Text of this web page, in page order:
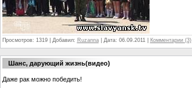
Просмотров: 1319| Добавил: Ruzanna| Дата: 06.09.2011 Комментарии (3)
Шанс, дарующий жизнь(видео)
Даже рак можно победить!